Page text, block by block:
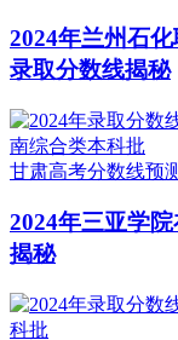
2024年兰州石
录取分数线揭秘
甘肃高考分数线预
2024年三亚学
揭秘